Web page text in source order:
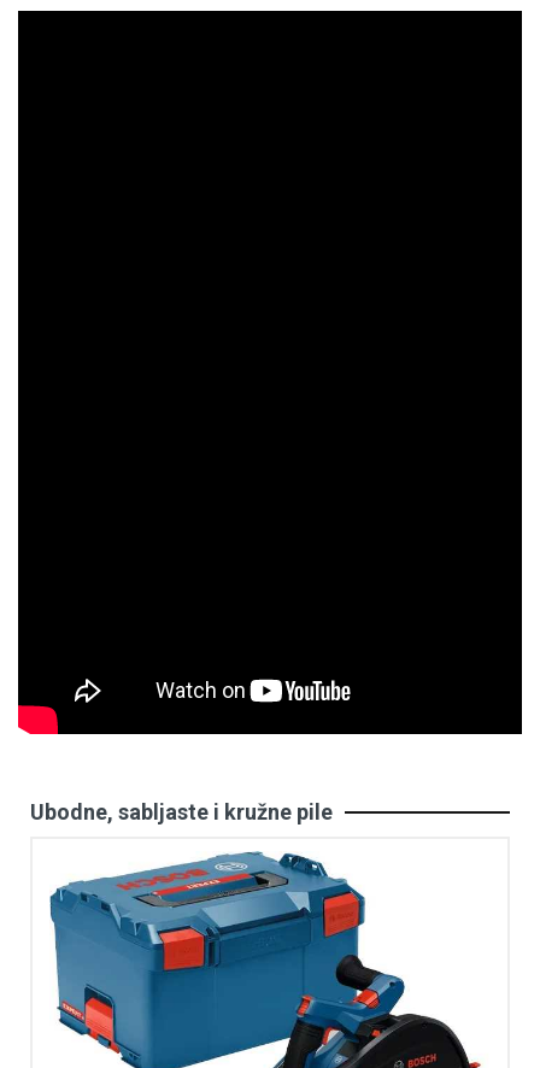
Ubodne, sabljaste i kružne pile